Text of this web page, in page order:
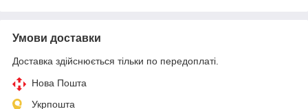
Умови доставки
Доставка здійснюється тільки по передоплаті.
Нова Пошта
Укрпошта